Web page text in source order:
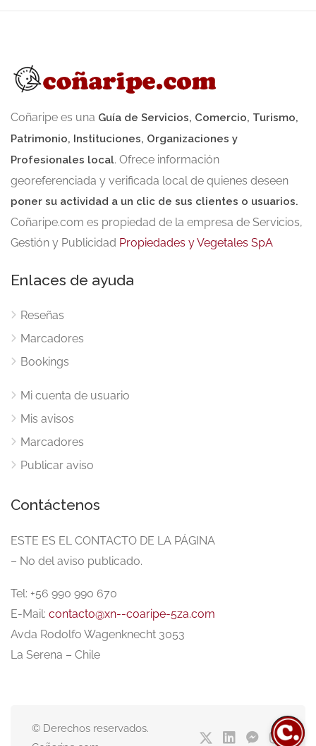
año, 7 días a la semana.
Coñaripe es una Guía de Servicios, Comercio, Turismo,
Patrimonio, Instituciones, Organizaciones y
Profesionales local. Ofrece información
georeferenciada y verificada local de quienes deseen
poner su actividad a un clic de sus clientes o usuarios.
Coñaripe.com es propiedad de la empresa de Servicios,
Gestión y Publicidad Propiedades y Vegetales SpA
Enlaces de ayuda
Reseñas
Marcadores
Bookings
Mi cuenta de usuario
Mis avisos
Marcadores
Publicar aviso
Contáctenos
ESTE ES EL CONTACTO DE LA PÁGINA
– No del aviso publicado.
Tel: +56 990 990 670
E-Mail: contacto@xn--coaripe-5za.com
Avda Rodolfo Wagenknecht 3053
La Serena – Chile
© Derechos reservados.